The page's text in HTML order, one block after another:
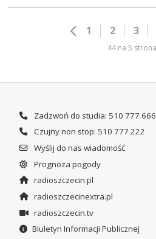
1 2 3
44 na 5
Zadzwoń do studia: 510 777 666
Czujny non stop: 510 777 222
Wyślij do nas wiadomość
Prognoza pogody
radioszczecin.pl
radioszczecinextra.pl
radioszczecin.tv
Biuletyn Informacji Publicznej